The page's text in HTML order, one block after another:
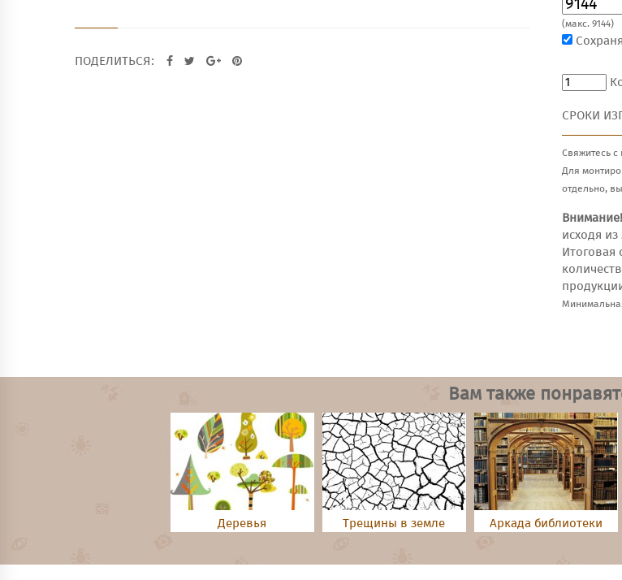
(макс. 9144)
СРОКИ
Свяжитесь
Для
отдельно,
Внимание!
исходя
Итоговая
ПОДЕЛИТЬСЯ:
Вам также
Деревья Трещины в земле Аркада библиотеки